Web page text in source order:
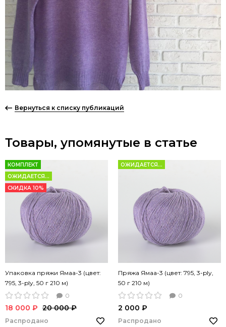
Вернуться к списку публикаций
Товары, упомянутые в статье
КОМПЛЕКТ
ОЖИДАЕТСЯ...
СКИДКА 10%
Упаковка пряжи Ямаа-3 (цвет:
795, 3-ply, 50 г 210 м)
0
18 000 ₽ 20 000 ₽
Распродано
ОЖИДАЕТСЯ...
Пряжа Ямаа-3 (цвет: 795, 3-ply,
50 г 210 м)
0
2 000 ₽
Распродано